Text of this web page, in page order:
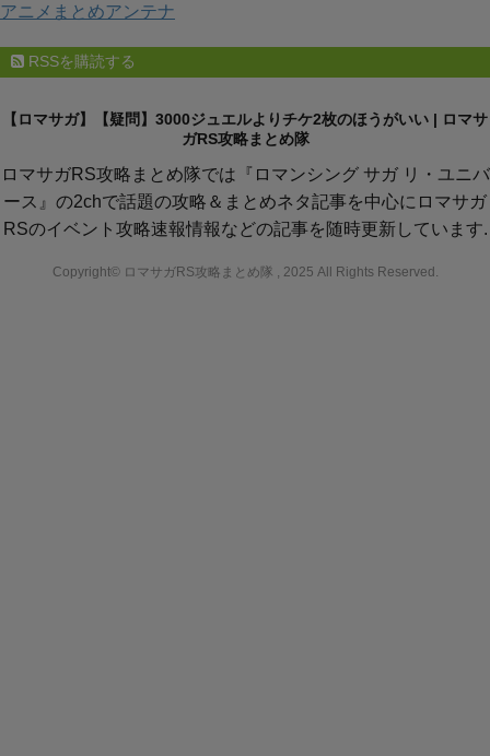
アニメまとめアンテナ
RSSを購読する
【ロマサガ】【疑問】3000ジュエルよりチケ2枚のほうがいい | ロマサ
ガRS攻略まとめ隊
ロマサガRS攻略まとめ隊では『ロマンシング サガ リ・ユニバ
ース』の2chで話題の攻略＆まとめネタ記事を中心にロマサガ
RSのイベント攻略速報情報などの記事を随時更新しています.
Copyright© ロマサガRS攻略まとめ隊 , 2025 All Rights Reserved.